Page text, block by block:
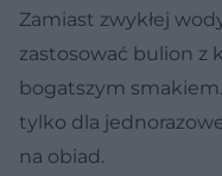
Zamiast zwykłej
zastosować bulion z
bogatszym
tylko dla
na obiad.